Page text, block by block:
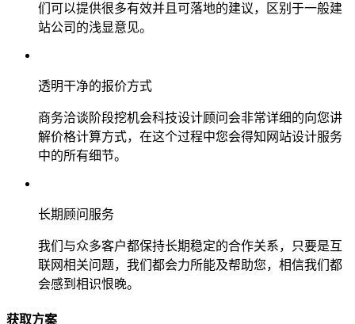
们可以提供很多有效并且可落地的建议，区别于一般建
站公司的浅显意见。
透明干净的报价方式
商务洽谈阶段挖机会科技设计顾问会非常详细的向您讲
解价格计算方式，在这个过程中您会得知网站设计服务
中的所有细节。
长期顾问服务
我们与众多客户都保持长期稳定的合作关系，只要是互
联网相关问题，我们都会力所能及帮助您，相信我们都
会感到相识恨晚。
获取方案